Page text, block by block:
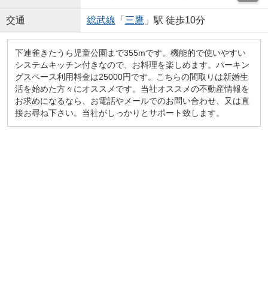
交通 総武線 「 三鷹 」駅 徒歩10分
下連雀きたうら児童公園まで355mです。機能的で使いやすい
システムキッチン付きなので、お料理を楽しめます。パーキン
グスペース利用料金は25000円です。こちらの間取りは新婚生
活を始めた方々にオススメです。当社オススメの不動産情報を
お求めになるなら、お電話やメールでのお問い合わせ、又は直
接お尋ね下さい。当社がしっかりとサポート致します。